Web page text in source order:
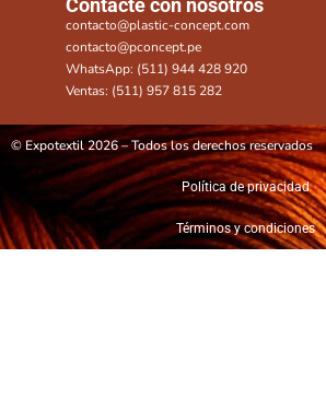
Contacte con nosotros
contacto@plastic-concept.com
contacto@pconcept.pe
WhatsApp: (511) 944 428 920
Ventas: (511) 957 815 282
© Expotextil 2026 – Todos los derechos reservados
Política de privacidad
Términos y condiciones